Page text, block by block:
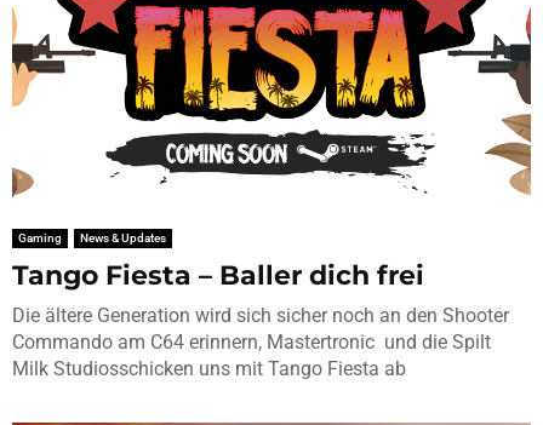
Gaming News & Updates
Tango Fiesta – Baller dich frei
Die ältere Generation wird sich sicher noch an den Shooter
Commando am C64 erinnern, Mastertronic und die Spilt
Milk Studiosschicken uns mit Tango Fiesta ab